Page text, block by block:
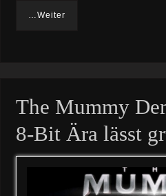
…Weiter
The Mummy
8-Bit Ära lässt